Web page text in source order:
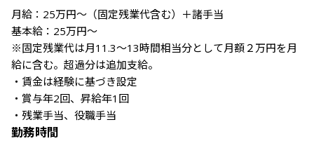
月給：25万円～（固定残業代含む）＋諸手当
基本給：25万円～
※固定残業代は月11.3～13時間相当分として月額２万円を月
給に含む。超過分は追加支給。
・賃金は経験に基づき設定
・賞与年2回、昇給年1回
・残業手当、役職手当
勤務時間